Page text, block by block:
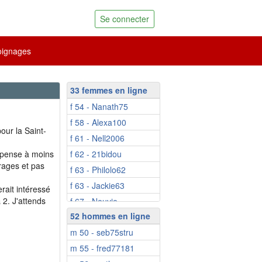
Se connecter
la Saint-
à moins
et pas
intéressé
2. J'attends
33 femmes en ligne
f 54 - Nanath75
f 58 - Alexa100
f 61 - Nell2006
f 62 - 21bidou
f 63 - Philolo62
f 63 - Jackie63
f 67 - Neuvie
f 67 - Doobbie
f 71 - fluoril
f 47 - Gasytsara
52 hommes en ligne
m 50 - seb75stru
m 55 - fred77181